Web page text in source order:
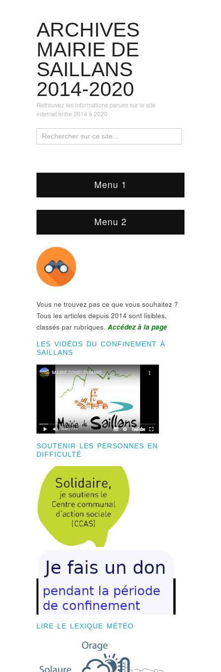
ARCHIVES
MAIRIE DE
SAILLANS
2014-2020
Retrouvez les informations parues sur le site
internet entre 2014 à 2020
Menu 1
Menu 2
Vous ne trouvez pas ce que vous souhaitez ?
Tous les articles depuis 2014 sont lisibles,
classés par rubriques. Accédez à la page
LES VIDÉOS DU CONFINEMENT À
SAILLANS
SOUTENIR LES PERSONNES EN
DIFFICULTÉ
LIRE LE LEXIQUE MÉTÉO